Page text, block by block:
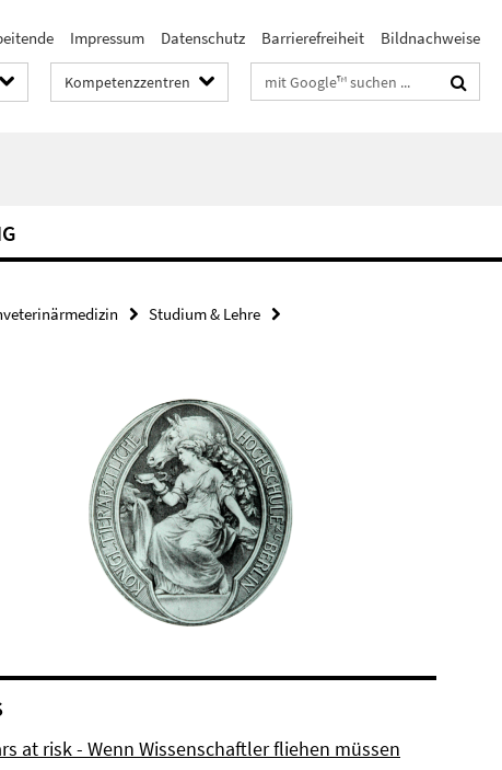
Impressum Datenschutz Barrierefreiheit Bildnachweise
Kompetenzzentren Suchbegriffe
Studium & Lehre
at risk - Wenn Wissenschaftler fliehen müssen